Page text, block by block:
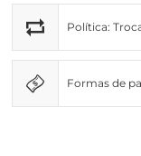
Política:
Formas de